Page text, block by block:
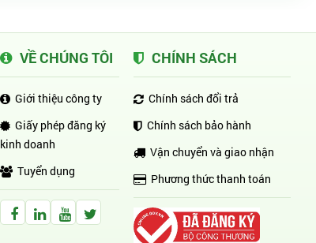
VỀ CHÚNG TÔI
Giới thiệu công ty
Giấy phép đăng ký
kinh doanh
Tuyển dụng
Facebook Huỳnh Gia Alpha
LinkedIn Huỳnh Gia Alpha
YouTube Huỳnh Gia Alpha
Twitter Huỳnh Gia Alpha
CHÍNH SÁCH
Chính sách đổi trả
Chính sách bảo hành
Vận chuyển và giao nhận
Phương thức thanh toán